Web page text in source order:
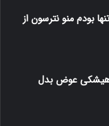
بودم منو نترسون از
هیشکی عوض بدل